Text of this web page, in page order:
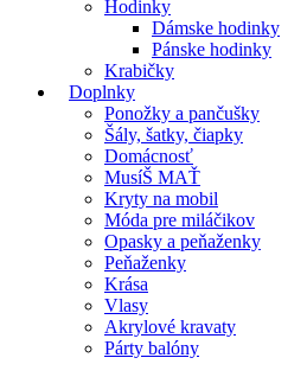
Hodinky
Dámske hodinky
Pánske hodinky
Krabičky
Doplnky
Ponožky a pančušky
Šály, šatky, čiapky
Domácnosť
MusíŠ MAŤ
Kryty na mobil
Móda pre miláčikov
Opasky a peňaženky
Peňaženky
Krása
Vlasy
Akrylové kravaty
Párty balóny